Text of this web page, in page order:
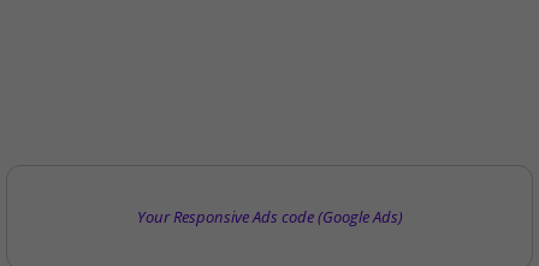
Your Responsive Ads code (Google Ads)